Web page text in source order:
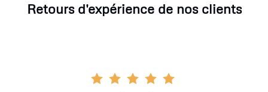
Retours d'expérience de nos clients